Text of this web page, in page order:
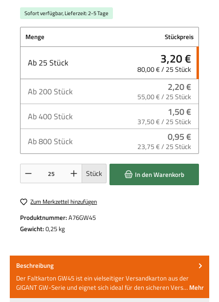
Sofort verfügbar, Lieferzeit: 2-5 Tage
Menge Stückpreis
Ab 25 Stück 3,20 €
80,00 € / 25 Stück
Ab 200Stück 2,20 €
55,00 € / 25 Stück
Ab400Stück 1,50 €
37,50 € / 25 Stück
Ab800Stück 0,95 €
23,75 € / 25 Stück
Produkt Anzahl: Gib den gewünschten Wert ein oder benutze die Schaltflächen um
Stück In den Warenkorb
Zum Merkzettel hinzufügen
Produktnummer:A76GW45
Gewicht:0,25 kg
Beschreibung
Der Faltkarton GW45 ist ein vielseitiger Versandkarton aus der
GIGANT GW-Serie und eignet sich ideal für den sicheren Vers… Mehr